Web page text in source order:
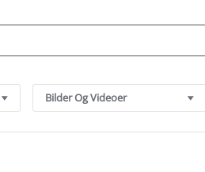
Bilder Og Videoer